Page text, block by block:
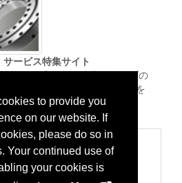
to provide you
on our website. If
please do so in
Your continued use of
your cookies is
ービス特集サイト
皆様へ。 高性能な半導体チップの
特殊環境対応に対応する製品を
Info